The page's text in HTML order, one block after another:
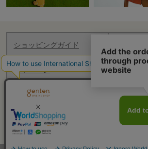
ショッピングガイド
マイページ ログアウト
Follow genten